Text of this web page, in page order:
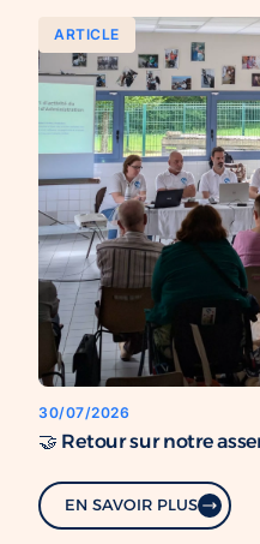
ARTICLE
30/07/2026
🤝 Retour sur notre
EN SAVOIR PLUS